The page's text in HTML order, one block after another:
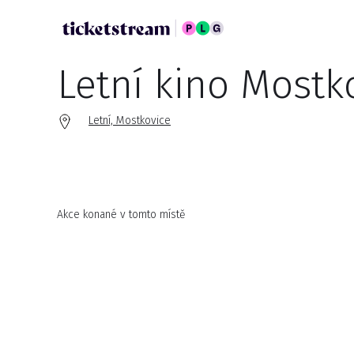
Letní kino
Letní, Mostkovice
Akce konané v tomto místě